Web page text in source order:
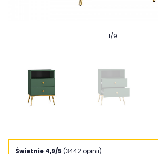
1/9
Świetnie 4,9/5 (3442 opinii)